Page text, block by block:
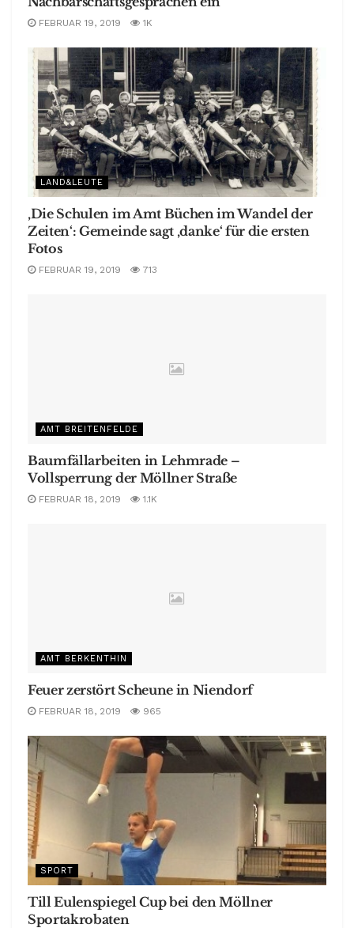
FEBRUAR 19, 2019 1K
LAND&LEUTE
‚Die Schulen im Amt Büchen im Wandel der
Zeiten‘: Gemeinde sagt ‚danke‘ für die ersten
Fotos
FEBRUAR 19, 2019 713
AMT BREITENFELDE
Baumfällarbeiten in Lehmrade –
Vollsperrung der Möllner Straße
FEBRUAR 18, 2019 1.1K
AMT BERKENTHIN
Feuer zerstört Scheune in Niendorf
FEBRUAR 18, 2019 965
SPORT
Till Eulenspiegel Cup bei den Möllner
Sportakrobaten